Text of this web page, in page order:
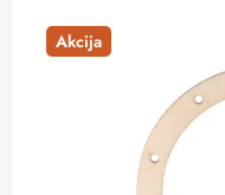
Akcija